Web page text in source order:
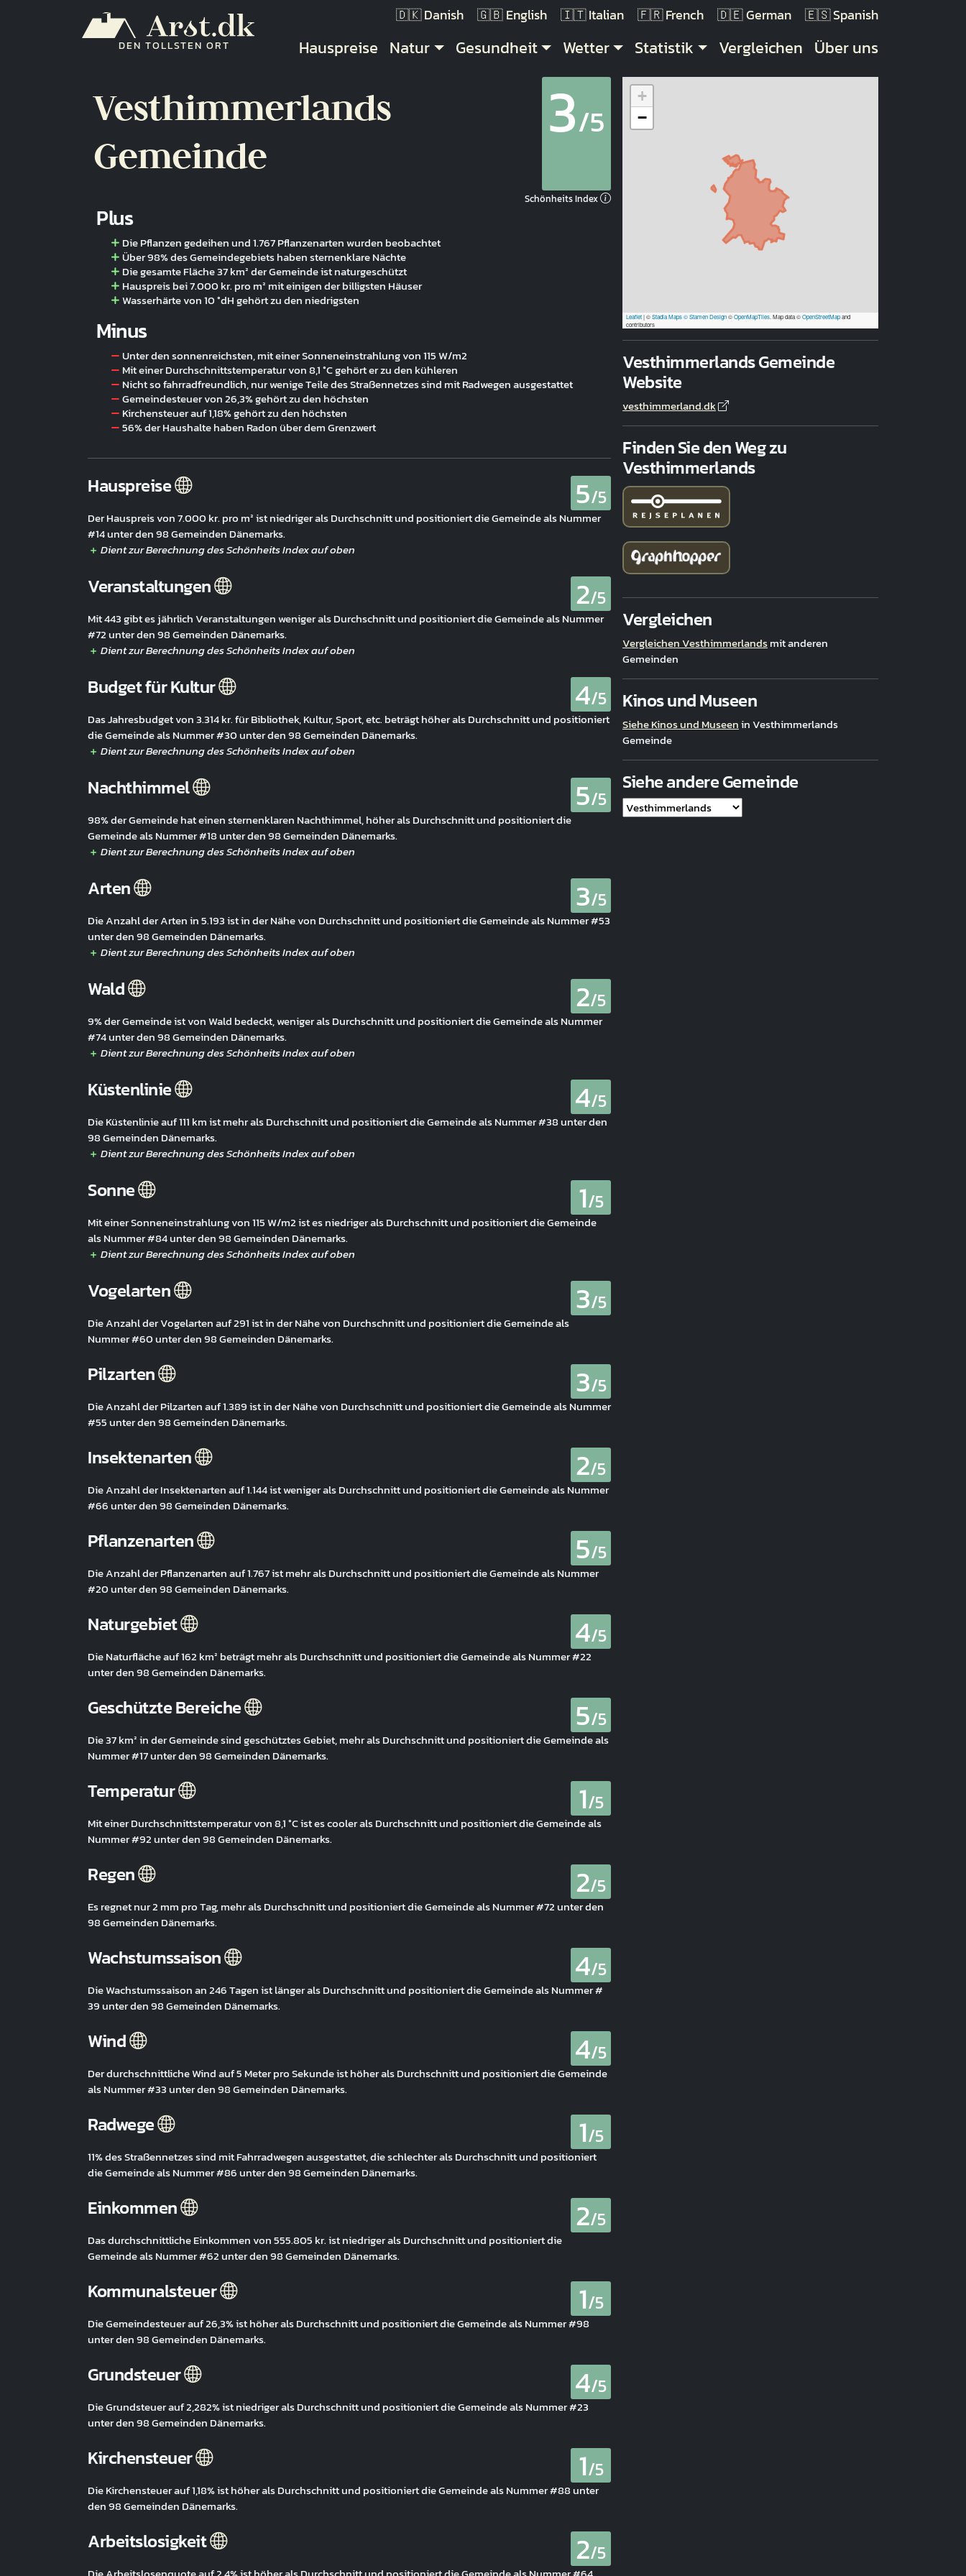
DEN TOLLSTEN ORT
Danish English Italian French German Spanish
Hauptnavigation
Hauspreise Natur Gesundheit Wetter Statistik Vergleichen Über uns
Vesthimmerlands
Gemeinde
3/5
Schönheits Index
Plus
Die Pflanzen gedeihen und 1.767 Pflanzenarten wurden beobachtet
Über 98% des Gemeindegebiets haben sternenklare Nächte
Die gesamte Fläche 37 km² der Gemeinde ist naturgeschützt
Hauspreis bei 7.000 kr. pro m² mit einigen der billigsten Häuser
Wasserhärte von 10 °dH gehört zu den niedrigsten
Minus
Unter den sonnenreichsten, mit einer Sonneneinstrahlung von 115 W/m2
Mit einer Durchschnittstemperatur von 8,1 °C gehört er zu den kühleren
Nicht so fahrradfreundlich, nur wenige Teile des Straßennetzes sind mit Radwegen ausgestattet
Gemeindesteuer von 26,3% gehört zu den höchsten
Kirchensteuer auf 1,18% gehört zu den höchsten
56% der Haushalte haben Radon über dem Grenzwert
Hauspreise 5/5
Der Hauspreis von 7.000 kr. pro m² ist niedriger als Durchschnitt und positioniert die Gemeinde als Nummer
#14 unter den 98 Gemeinden Dänemarks.
Veranstaltungen 2/5
Mit 443 gibt es jährlich Veranstaltungen weniger als Durchschnitt und positioniert die Gemeinde als Nummer
#72 unter den 98 Gemeinden Dänemarks.
Budget für Kultur 4/5
Das Jahresbudget von 3.314 kr. für Bibliothek, Kultur, Sport, etc. beträgt höher als Durchschnitt und positioniert
die Gemeinde als Nummer #30 unter den 98 Gemeinden Dänemarks.
Nachthimmel 5/5
98% der Gemeinde hat einen sternenklaren Nachthimmel, höher als Durchschnitt und positioniert die
Gemeinde als Nummer #18 unter den 98 Gemeinden Dänemarks.
Arten 3/5
Die Anzahl der Arten in 5.193 ist in der Nähe von Durchschnitt und positioniert die Gemeinde als Nummer #53
unter den 98 Gemeinden Dänemarks.
Wald 2/5
9% der Gemeinde ist von Wald bedeckt, weniger als Durchschnitt und positioniert die Gemeinde als Nummer
#74 unter den 98 Gemeinden Dänemarks.
Küstenlinie 4/5
Die Küstenlinie auf 111 km ist mehr als Durchschnitt und positioniert die Gemeinde als Nummer #38 unter den
98 Gemeinden Dänemarks.
Sonne 1/5
Mit einer Sonneneinstrahlung von 115 W/m2 ist es niedriger als Durchschnitt und positioniert die Gemeinde
als Nummer #84 unter den 98 Gemeinden Dänemarks.
Vogelarten 3/5
Die Anzahl der Vogelarten auf 291 ist in der Nähe von Durchschnitt und positioniert die Gemeinde als
Nummer #60 unter den 98 Gemeinden Dänemarks.
Pilzarten 3/5
Die Anzahl der Pilzarten auf 1.389 ist in der Nähe von Durchschnitt und positioniert die Gemeinde als Nummer
#55 unter den 98 Gemeinden Dänemarks.
Insektenarten 2/5
Die Anzahl der Insektenarten auf 1.144 ist weniger als Durchschnitt und positioniert die Gemeinde als Nummer
#66 unter den 98 Gemeinden Dänemarks.
Pflanzenarten 5/5
Die Anzahl der Pflanzenarten auf 1.767 ist mehr als Durchschnitt und positioniert die Gemeinde als Nummer
#20 unter den 98 Gemeinden Dänemarks.
Naturgebiet 4/5
Die Naturfläche auf 162 km² beträgt mehr als Durchschnitt und positioniert die Gemeinde als Nummer #22
unter den 98 Gemeinden Dänemarks.
Geschützte Bereiche 5/5
Die 37 km² in der Gemeinde sind geschütztes Gebiet, mehr als Durchschnitt und positioniert die Gemeinde als
Nummer #17 unter den 98 Gemeinden Dänemarks.
Temperatur 1/5
Mit einer Durchschnittstemperatur von 8,1 °C ist es cooler als Durchschnitt und positioniert die Gemeinde als
Nummer #92 unter den 98 Gemeinden Dänemarks.
Regen 2/5
Es regnet nur 2 mm pro Tag, mehr als Durchschnitt und positioniert die Gemeinde als Nummer #72 unter den
98 Gemeinden Dänemarks.
Wachstumssaison 4/5
Die Wachstumssaison an 246 Tagen ist länger als Durchschnitt und positioniert die Gemeinde als Nummer #
39 unter den 98 Gemeinden Dänemarks.
Wind 4/5
Der durchschnittliche Wind auf 5 Meter pro Sekunde ist höher als Durchschnitt und positioniert die Gemeinde
als Nummer #33 unter den 98 Gemeinden Dänemarks.
Radwege 1/5
11% des Straßennetzes sind mit Fahrradwegen ausgestattet, die schlechter als Durchschnitt und positioniert
die Gemeinde als Nummer #86 unter den 98 Gemeinden Dänemarks.
Einkommen 2/5
Das durchschnittliche Einkommen von 555.805 kr. ist niedriger als Durchschnitt und positioniert die
Gemeinde als Nummer #62 unter den 98 Gemeinden Dänemarks.
Kommunalsteuer 1/5
Die Gemeindesteuer auf 26,3% ist höher als Durchschnitt und positioniert die Gemeinde als Nummer #98
unter den 98 Gemeinden Dänemarks.
Grundsteuer 4/5
Die Grundsteuer auf 2,282% ist niedriger als Durchschnitt und positioniert die Gemeinde als Nummer #23
unter den 98 Gemeinden Dänemarks.
Kirchensteuer 1/5
Die Kirchensteuer auf 1,18% ist höher als Durchschnitt und positioniert die Gemeinde als Nummer #88 unter
den 98 Gemeinden Dänemarks.
Arbeitslosigkeit 2/5
+
−
Leaflet|©Stadia Maps© Stamen Design©OpenMapTiles . Map data ©OpenStreetMapand
contributors
Vesthimmerlands Gemeinde
Website
vesthimmerland.dk
Finden Sie den Weg zu
Vesthimmerlands
Vergleichen
Vergleichen Vesthimmerlandsmit anderen
Gemeinden
Kinos und Museen
Siehe Kinos und Museenin Vesthimmerlands
Gemeinde
Siehe andere Gemeinde